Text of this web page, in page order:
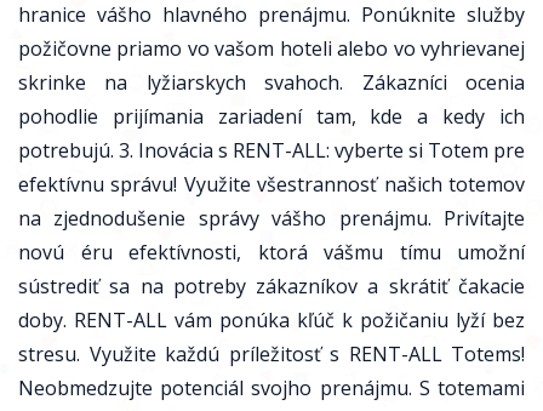
hranice vášho hlavného prenájmu. Ponúknite služby
požičovne priamo vo vašom hoteli alebo vo vyhrievanej
skrinke na lyžiarskych svahoch. Zákazníci ocenia
pohodlie prijímania zariadení tam, kde a kedy ich
potrebujú. 3. Inovácia s RENT-ALL: vyberte si Totem pre
efektívnu správu! Využite všestrannosť našich totemov
na zjednodušenie správy vášho prenájmu. Privítajte
novú éru efektívnosti, ktorá vášmu tímu umožní
sústrediť sa na potreby zákazníkov a skrátiť čakacie
doby. RENT-ALL vám ponúka kľúč k požičaniu lyží bez
stresu. Využite každú príležitosť s RENT-ALL Totems!
Neobmedzujte potenciál svojho prenájmu. S totemami